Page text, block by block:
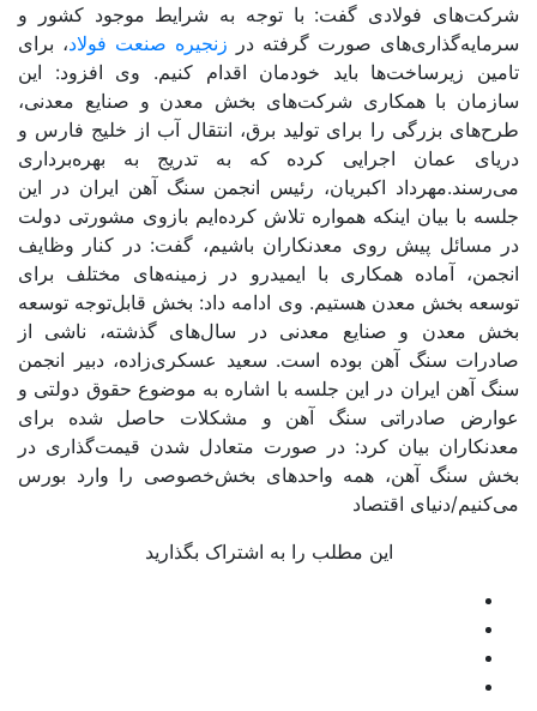
شرکت‌های فولادی گفت: با توجه به شرایط موجود کشور و
سرمایه‌گذاری‌های صورت گرفته در زنجیره صنعت فولاد، برای
تامین زیرساخت‌ها باید خودمان اقدام کنیم. وی افزود: این
سازمان با همکاری شرکت‌های بخش معدن و صنایع معدنی،
طرح‌های بزرگی را برای تولید برق، انتقال آب از خلیج فارس و
دریای عمان اجرایی کرده که به تدریج به بهره‌برداری
می‌رسند.مهرداد اکبریان، رئیس انجمن سنگ آهن ایران در این
جلسه با بیان اینکه همواره تلاش کرده‌ایم بازوی مشورتی دولت
در مسائل پیش روی معدنکاران باشیم، گفت: در کنار وظایف
انجمن، آماده همکاری با ایمیدرو در زمینه‌های مختلف برای
توسعه بخش معدن هستیم. وی ادامه داد: بخش قابل‌توجه توسعه
بخش معدن و صنایع معدنی در سال‌های گذشته، ناشی از
صادرات سنگ آهن بوده است. سعید عسکری‌زاده، دبیر انجمن
سنگ آهن ایران در این جلسه با اشاره به موضوع حقوق دولتی و
عوارض صادراتی سنگ آهن و مشکلات حاصل شده برای
معدنکاران بیان کرد: در صورت متعادل شدن قیمت‌گذاری در
بخش سنگ آهن، همه واحدهای بخش‌خصوصی را وارد بورس
می‌کنیم/دنیای اقتصاد
این مطلب را به اشتراک بگذارید